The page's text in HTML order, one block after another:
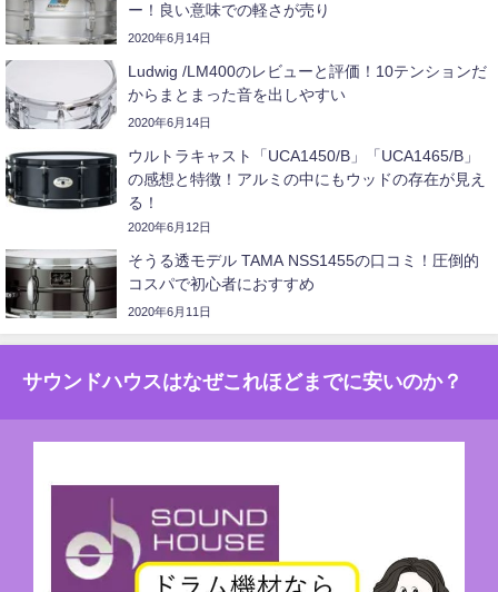
ー！良い意味での軽さが売り
2020年6月14日
Ludwig /LM400のレビューと評価！10テンションだ
からまとまった音を出しやすい
2020年6月14日
ウルトラキャスト「UCA1450/B」「UCA1465/B」
の感想と特徴！アルミの中にもウッドの存在が見え
る！
2020年6月12日
そうる透モデル TAMA NSS1455の口コミ！圧倒的
コスパで初心者におすすめ
2020年6月11日
サウンドハウスはなぜこれほどまでに安いのか？